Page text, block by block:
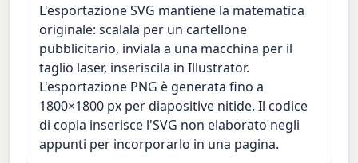
L'esportazione SVG mantiene la matematica
originale: scalala per un cartellone
pubblicitario, inviala a una macchina per il
taglio laser, inseriscila in Illustrator.
L'esportazione PNG è generata fino a
1800×1800 px per diapositive nitide. Il codice
di copia inserisce l'SVG non elaborato negli
appunti per incorporarlo in una pagina.